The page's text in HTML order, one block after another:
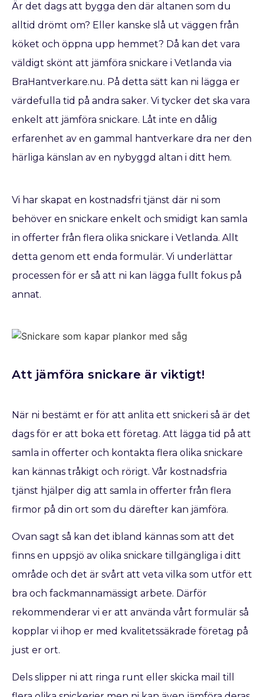
Är det dags att bygga den där altanen som du
alltid drömt om? Eller kanske slå ut väggen från
köket och öppna upp hemmet? Då kan det vara
väldigt skönt att jämföra snickare i Vetlanda via
BraHantverkare.nu. På detta sätt kan ni lägga er
värdefulla tid på andra saker. Vi tycker det ska vara
enkelt att jämföra snickare. Låt inte en dålig
erfarenhet av en gammal hantverkare dra ner den
härliga känslan av en nybyggd altan i ditt hem.
Vi har skapat en kostnadsfri tjänst där ni som
behöver en snickare enkelt och smidigt kan samla
in offerter från flera olika snickare i Vetlanda. Allt
detta genom ett enda formulär. Vi underlättar
processen för er så att ni kan lägga fullt fokus på
annat.
Att jämföra snickare är viktigt!
När ni bestämt er för att anlita ett snickeri så är det
dags för er att boka ett företag. Att lägga tid på att
samla in offerter och kontakta flera olika snickare
kan kännas tråkigt och rörigt. Vår kostnadsfria
tjänst hjälper dig att samla in offerter från flera
firmor på din ort som du därefter kan jämföra.
Ovan sagt så kan det ibland kännas som att det
finns en uppsjö av olika snickare tillgängliga i ditt
område och det är svårt att veta vilka som utför ett
bra och fackmannamässigt arbete. Därför
rekommenderar vi er att använda vårt formulär så
kopplar vi ihop er med kvalitetssäkrade företag på
just er ort.
Dels slipper ni att ringa runt eller skicka mail till